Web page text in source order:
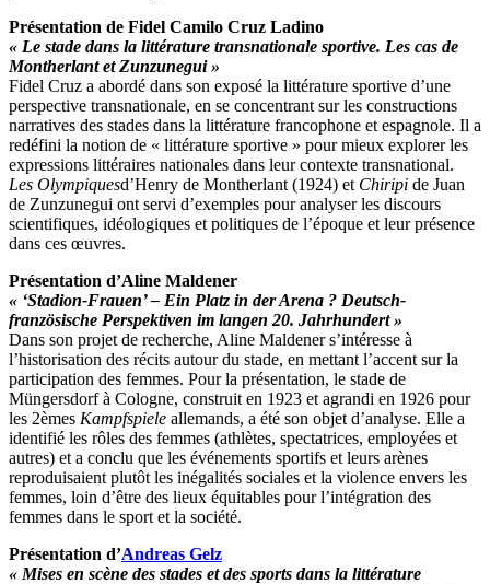
Présentation de Fidel Camilo Cruz Ladino
« Le stade dans la littérature transnationale sportive. Les cas de
Montherlant et Zunzunegui »
Fidel Cruz a abordé dans son exposé la littérature sportive d’une
perspective transnationale, en se concentrant sur les constructions
narratives des stades dans la littérature francophone et espagnole. Il a
redéfini la notion de « littérature sportive » pour mieux explorer les
expressions littéraires nationales dans leur contexte transnational.
Les Olympiquesd’Henry de Montherlant (1924) et Chiripi de Juan
de Zunzunegui ont servi d’exemples pour analyser les discours
scientifiques, idéologiques et politiques de l’époque et leur présence
dans ces œuvres.
Présentation d’Aline Maldener
« ‘Stadion-Frauen’ – Ein Platz in der Arena ? Deutsch-
französische Perspektiven im langen 20. Jahrhundert »
Dans son projet de recherche, Aline Maldener s’intéresse à
l’historisation des récits autour du stade, en mettant l’accent sur la
participation des femmes. Pour la présentation, le stade de
Müngersdorf à Cologne, construit en 1923 et agrandi en 1926 pour
les 2èmes Kampfspiele allemands, a été son objet d’analyse. Elle a
identifié les rôles des femmes (athlètes, spectatrices, employées et
autres) et a conclu que les événements sportifs et leurs arènes
reproduisaient plutôt les inégalités sociales et la violence envers les
femmes, loin d’être des lieux équitables pour l’intégration des
femmes dans le sport et la société.
Présentation d’Andreas Gelz
« Mises en scène des stades et des sports dans la littérature